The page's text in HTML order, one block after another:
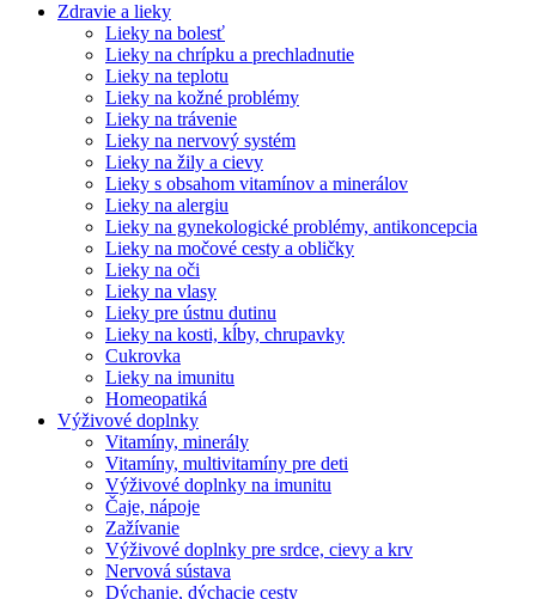
Zdravie a lieky
Lieky na bolesť
Lieky na chrípku a prechladnutie
Lieky na teplotu
Lieky na kožné problémy
Lieky na trávenie
Lieky na nervový systém
Lieky na žily a cievy
Lieky s obsahom vitamínov a minerálov
Lieky na alergiu
Lieky na gynekologické problémy, antikoncepcia
Lieky na močové cesty a obličky
Lieky na oči
Lieky na vlasy
Lieky pre ústnu dutinu
Lieky na kosti, kĺby, chrupavky
Cukrovka
Lieky na imunitu
Homeopatiká
Výživové doplnky
Vitamíny, minerály
Vitamíny, multivitamíny pre deti
Výživové doplnky na imunitu
Čaje, nápoje
Zažívanie
Výživové doplnky pre srdce, cievy a krv
Nervová sústava
Dýchanie, dýchacie cesty